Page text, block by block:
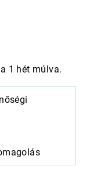
1 hét múlva.